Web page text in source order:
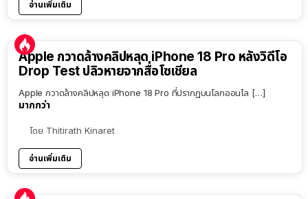
อ่านเพิ่มเติม
Apple กวาดล้างคลิปหลุด iPhone 18 Pro หลังวิดีโอ
Drop Test ปลิวหายจากสื่อโซเชียล
Apple กวาดล้างคลิปหลุด iPhone 18 Pro ที่ปรากฏบนโลกออนไล […]
มากกว่า
โดย Thitirath Kinaret
อ่านเพิ่มเติม